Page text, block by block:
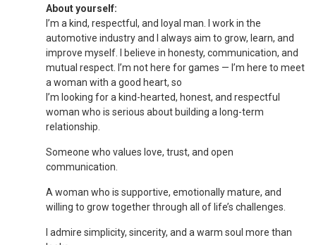
About yourself:
I’m a kind, respectful, and loyal man. I work in the
automotive industry and I always aim to grow, learn, and
improve myself. I believe in honesty, communication, and
mutual respect. I’m not here for games — I’m here to meet
a woman with a good heart, so
I’m looking for a kind-hearted, honest, and respectful
woman who is serious about building a long-term
relationship.
Someone who values love, trust, and open
communication.
A woman who is supportive, emotionally mature, and
willing to grow together through all of life’s challenges.
I admire simplicity, sincerity, and a warm soul more than